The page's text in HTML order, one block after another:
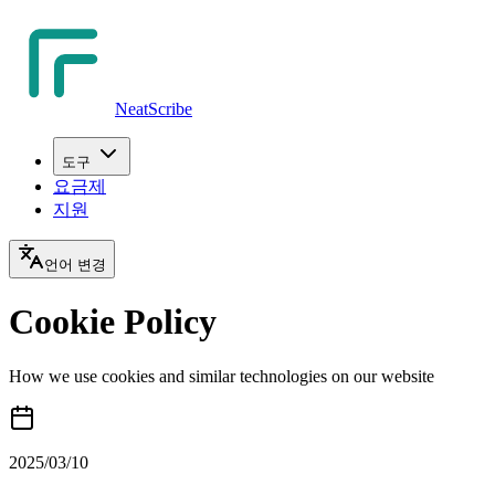
NeatScribe
도구
요금제
지원
언어 변경
Cookie Policy
How we use cookies and similar technologies on our website
2025/03/10